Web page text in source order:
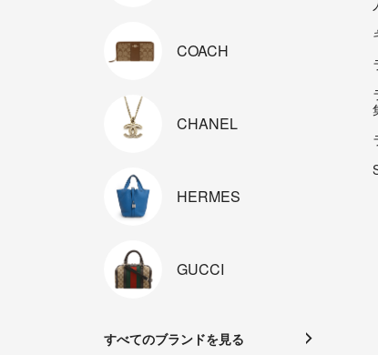
COACH
CHANEL
HERMES
GUCCI
すべてのブランドを見る